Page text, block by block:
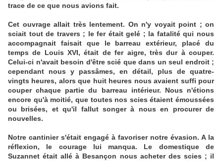
trace de ce que nous avions fait.
Cet ouvrage allait très lentement. On n'y voyait point ; on
sciait tout de travers ; le fer était gelé ; la fatalité qui nous
accompagnait faisait que le barreau extérieur, placé du
temps de Louis XVI, était de fer aigre, très dur à couper.
Celui-ci n'avait besoin d'être scié que dans un seul endroit ;
cependant nous y passâmes, en détail, plus de quatre-
vingts heures, alors que huit heures nous avaient suffi pour
couper chaque partie du barreau intérieur. Nous n'étions
encore qu'à moitié, que toutes nos scies étaient émoussées
ou brisées, et qu'il fallut songer à nous en procurer de
nouvelles.
Notre cantinier s'était engagé à favoriser notre évasion. A la
réflexion, le courage lui manqua. Le domestique de
Suzannet était allé à Besançon nous acheter des scies ; il